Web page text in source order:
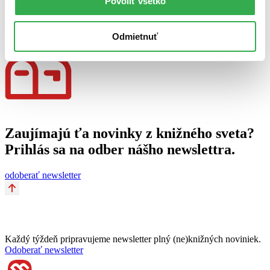
Odmietnuť
Zaujímajú ťa novinky z knižného sveta?
Prihlás sa na odber nášho newslettra.
odoberať newsletter
Každý týždeň pripravujeme newsletter plný (ne)knižných noviniek.
Odoberať newsletter